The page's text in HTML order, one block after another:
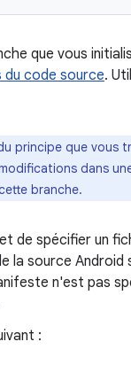
que vous
du code source.
principe que vous
dans
branche.
de spécifier un
la source
n'est pas
: